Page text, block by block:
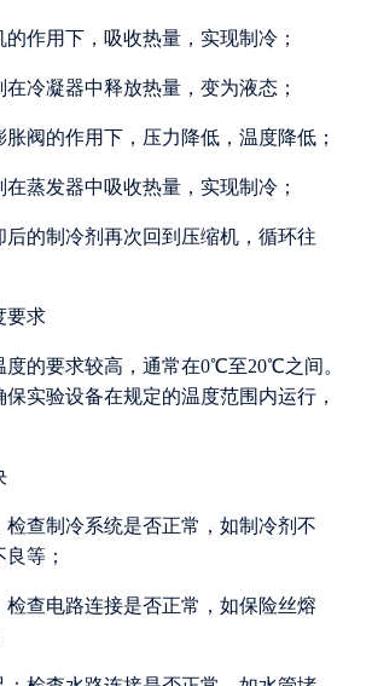
作用下，吸收热量，实现制冷；
冷凝器中释放热量，变为液态；
阀的作用下，压力降低，温度降低；
蒸发器中吸收热量，实现制冷；
后的制冷剂再次回到压缩机，循环往
要求
度的要求较高，通常在0℃至20℃之间。
实验设备在规定的温度范围内运行，
检查制冷系统是否正常，如制冷剂不
等；
检查电路连接是否正常，如保险丝熔